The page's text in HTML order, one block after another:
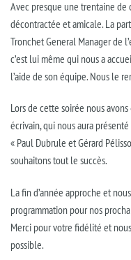
Avec presque une trentaine de
décontractée et amicale. La
TronchetGeneral Manager de
c’est lui même qui nous a
l’aide de son équipe. Nous le
Lors de cette soirée nous
écrivain, qui nous aura
« Paul Dubrule et Gérard
souhaitons tout le succès.
La fin d’année approche et
programmation pour nos
Merci pour votre fidélité et
possible.